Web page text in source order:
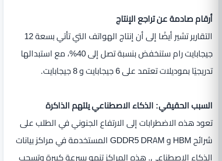
أرقام صادمة عن تراجع الإنتاج
التقارير تشير أيضًا إلى أن إنتاج الهواتف التي تأتي بسعة 12
جيجابايت رام ستنخفض بنسبة تصل إلى 40%، مع استبدالها
تدريجيًا بموديلات تعتمد على 6 جيجابايت و 8 جيجابايت.
السبب الحقيقي: الذكاء الاصطناعي يلتهم الذاكرة
تعود هذه الاضطرابات إلى الارتفاع الجنوني في الطلب على
شرائح HBM و GDDR5 DRAM المستخدمة في مراكز بيانات
الذكاء الاصطناعي. هذه المراكز تنمو بسرعة كبيرة وتسحب